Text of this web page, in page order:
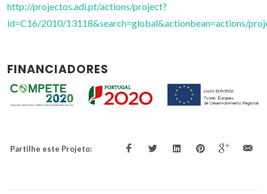
http://projectos.adi.pt/actions/project?
id=C16/2010/13118&search=global&actionbean=actions/
FINANCIADORES
Partilhe este Projeto: